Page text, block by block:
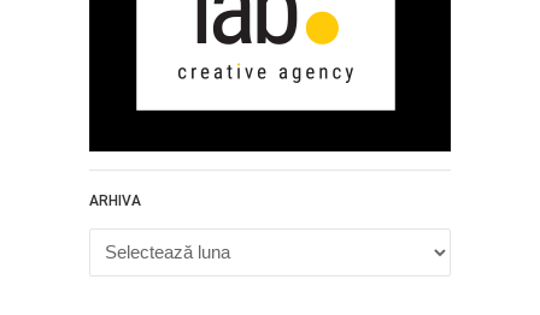
ARHIVA
Arhiva